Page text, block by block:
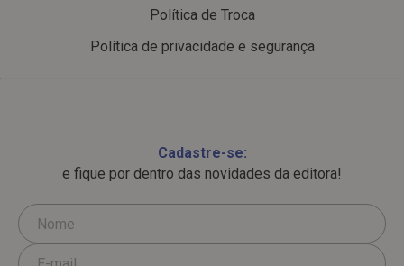
Política de Troca
Política de privacidade e segurança
Cadastre-se:
e fique por dentro das novidades da editora!